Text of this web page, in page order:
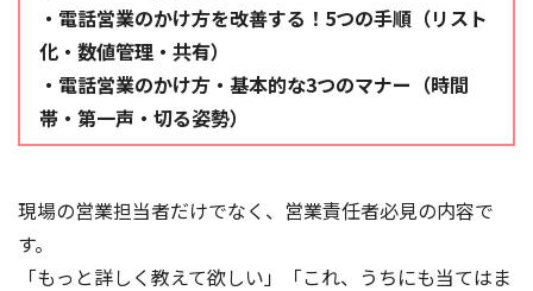
・電話営業のかけ方を改善する！5つの手順（リスト
化・数値管理・共有）
・電話営業のかけ方・基本的な3つのマナー（時間
帯・第一声・切る姿勢）
現場の営業担当者だけでなく、営業責任者必見の内容で
す。
「もっと詳しく教えて欲しい」「これ、うちにも当てはま